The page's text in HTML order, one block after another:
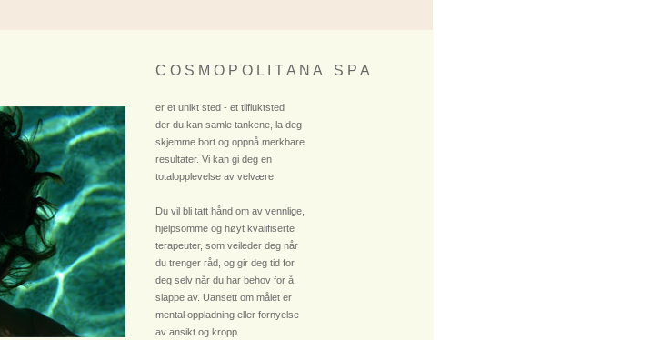
C O S M O P O L I T A N A S P A
er et unikt sted - et tilfluktsted
der du kan samle tankene, la deg
skjemme bort og oppnå merkbare
resultater. Vi kan gi deg en
totalopplevelse av velvære.
Du vil bli tatt hånd om av vennlige,
hjelpsomme og høyt kvalifiserte
terapeuter, som veileder deg når
du trenger råd, og gir deg tid for
deg selv når du har behov for å
slappe av. Uansett om målet er
mental oppladning eller fornyelse
av ansikt og kropp.